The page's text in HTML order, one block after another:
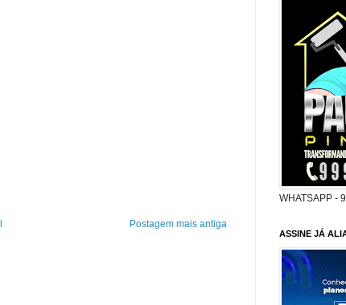
Postagem mais antiga
WHATSAPP -
ASSINE JÁ